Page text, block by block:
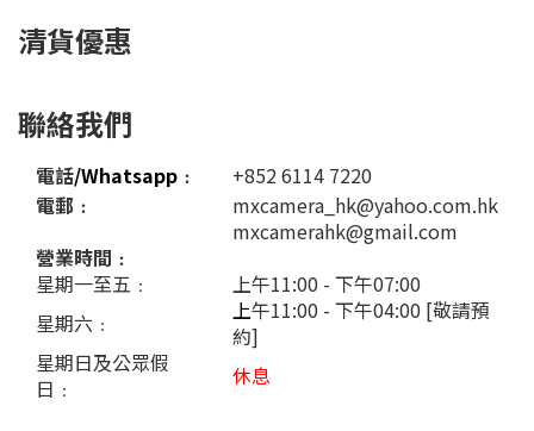
清貨優惠
聯絡我們
電話/Whatsapp ﹕
+852 6114 7220
電郵﹕
mxcamera_hk@yahoo.com.hk
mxcamerahk@gmail.com
營業時間﹕
星期一至五﹕
上午11:00 - 下午07:00
星期六﹕
上午11:00 - 下午04:00 [敬請預
約]
星期日及公眾假
日﹕
休息